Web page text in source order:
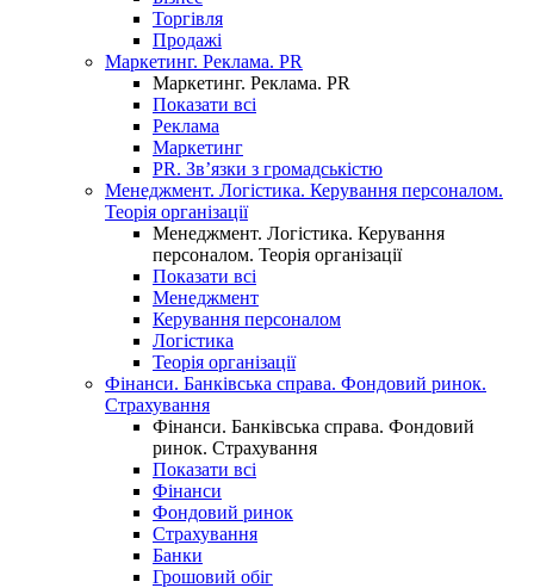
Торгівля
Продажі
Маркетинг. Реклама. PR
Маркетинг. Реклама. PR
Показати всі
Реклама
Маркетинг
PR. Зв’язки з громадськістю
Менеджмент. Логістика. Керування персоналом.
Теорія організації
Менеджмент. Логістика. Керування
персоналом. Теорія організації
Показати всі
Менеджмент
Керування персоналом
Логістика
Теорія організації
Фінанси. Банківська справа. Фондовий ринок.
Страхування
Фінанси. Банківська справа. Фондовий
ринок. Страхування
Показати всі
Фінанси
Фондовий ринок
Страхування
Банки
Грошовий обіг